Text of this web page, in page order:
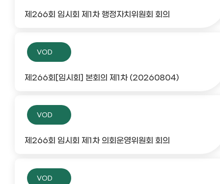
제266회 임시회 제1차 행정자치위원회 회의
VOD
제266회[임시회] 본회의 제1차 (20260804)
VOD
제266회 임시회 제1차 의회운영위원회 회의
VOD